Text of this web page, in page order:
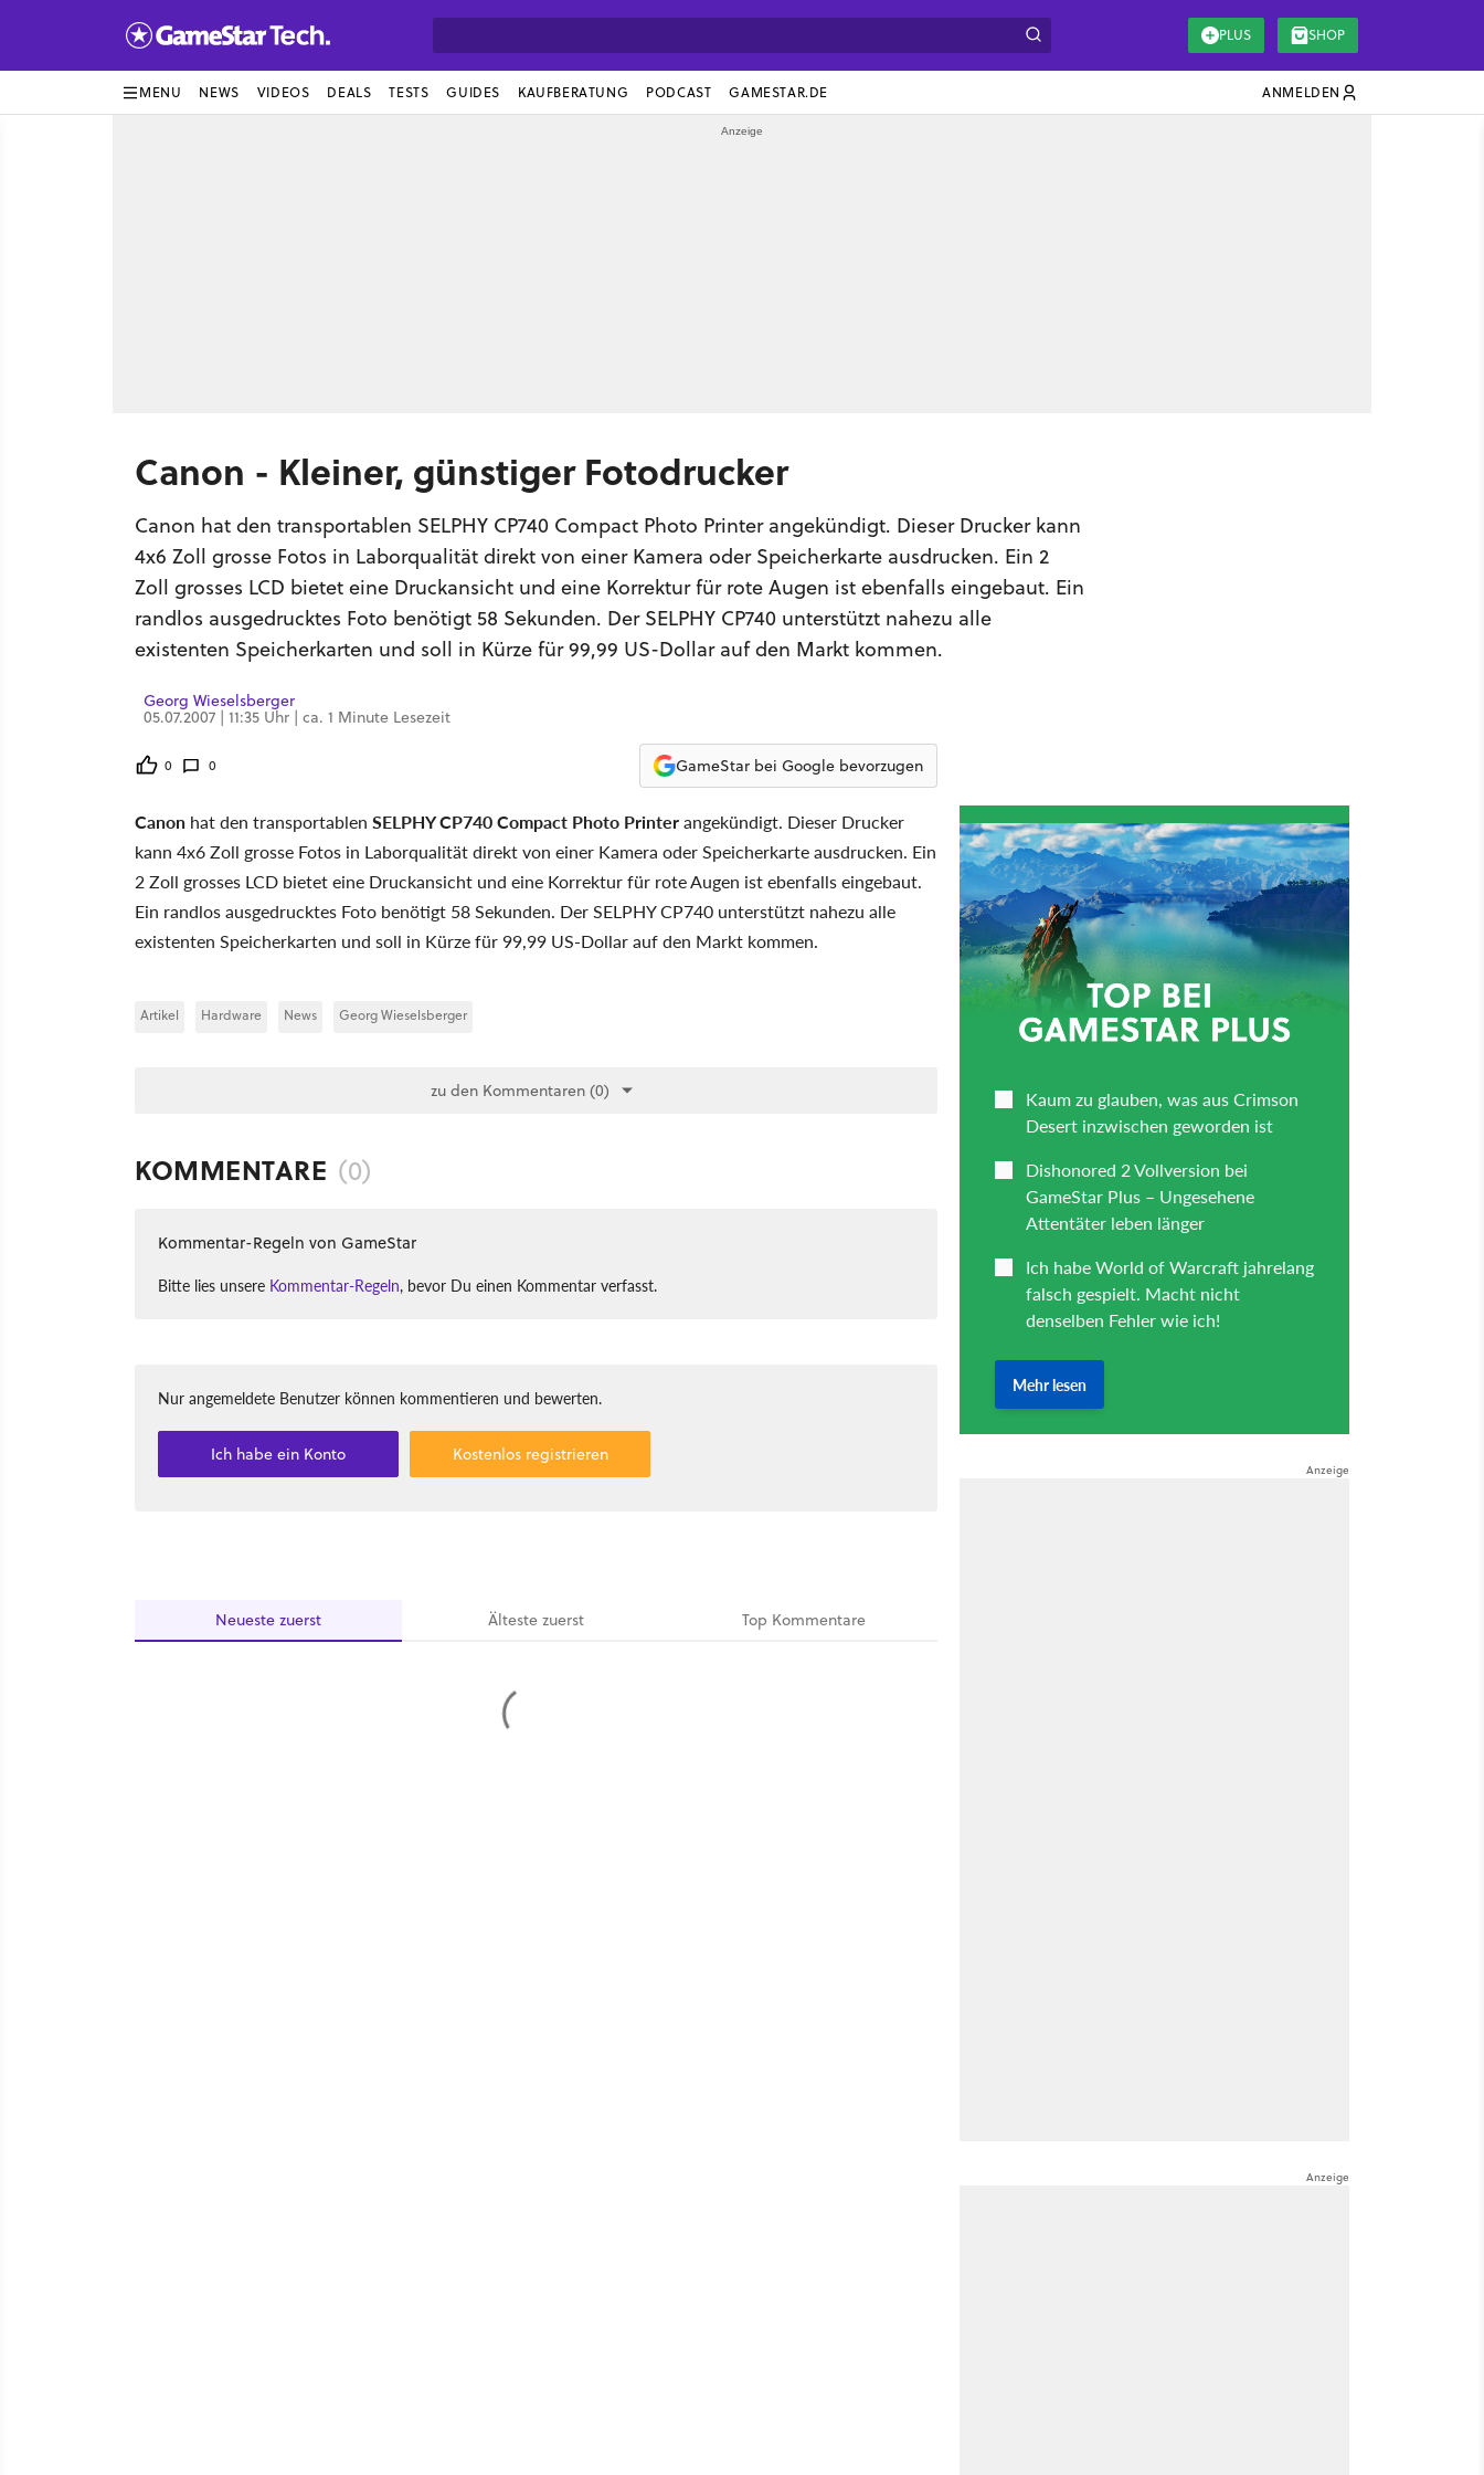
PLUS SHOP
MENU NEWS VIDEOS DEALS TESTS GUIDES KAUFBERATUNG PODCAST GAMESTAR.DE ANMELDEN
Canon - Kleiner, günstiger Fotodrucker
Canon hat den transportablen SELPHY CP740 Compact Photo Printer angekündigt. Dieser Drucker kann
4x6 Zoll grosse Fotos in Laborqualität direkt von einer Kamera oder Speicherkarte ausdrucken. Ein 2
Zoll grosses LCD bietet eine Druckansicht und eine Korrektur für rote Augen ist ebenfalls eingebaut. Ein
randlos ausgedrucktes Foto benötigt 58 Sekunden. Der SELPHY CP740 unterstützt nahezu alle
existenten Speicherkarten und soll in Kürze für 99,99 US-Dollar auf den Markt kommen.
Georg Wieselsberger
05.07.2007 | 11:35 Uhr | ca. 1 Minute Lesezeit
0 0 GameStar bei Google bevorzugen
Canon hat den transportablen SELPHY CP740 Compact Photo Printerangekündigt. Dieser Drucker
kann 4x6 Zoll grosse Fotos in Laborqualität direkt von einer Kamera oder Speicherkarte ausdrucken. Ein
2 Zoll grosses LCD bietet eine Druckansicht und eine Korrektur für rote Augen ist ebenfalls eingebaut.
Ein randlos ausgedrucktes Foto benötigt 58 Sekunden. Der SELPHY CP740 unterstützt nahezu alle
existenten Speicherkarten und soll in Kürze für 99,99 US-Dollar auf den Markt kommen.
Artikel Hardware News Georg Wieselsberger
zu den Kommentaren (0)
KOMMENTARE (0)
Kommentar-Regeln von GameStar
Bitte lies unsere Kommentar-Regeln, bevor Du einen Kommentar verfasst.
Nur angemeldete Benutzer können kommentieren und bewerten.
Ich habe ein Konto Kostenlos registrieren
Neueste zuerst Ältestezuerst Top Kommentare